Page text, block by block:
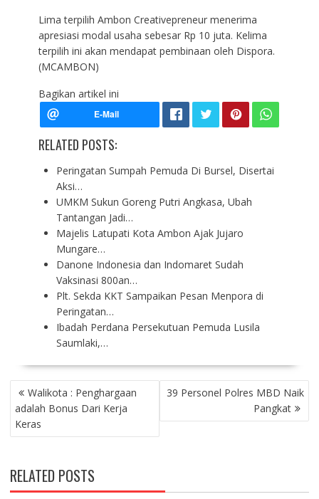
Lima terpilih Ambon Creativepreneur menerima
apresiasi modal usaha sebesar Rp 10 juta. Kelima
terpilih ini akan mendapat pembinaan oleh Dispora.
(MCAMBON)
Bagikan artikel ini
RELATED POSTS:
Peringatan Sumpah Pemuda Di Bursel, Disertai
Aksi…
UMKM Sukun Goreng Putri Angkasa, Ubah
Tantangan Jadi…
Majelis Latupati Kota Ambon Ajak Jujaro
Mungare…
Danone Indonesia dan Indomaret Sudah
Vaksinasi 800an…
Plt. Sekda KKT Sampaikan Pesan Menpora di
Peringatan…
Ibadah Perdana Persekutuan Pemuda Lusila
Saumlaki,…
P
O
S
T
A
V
Walikota : Penghargaan
adalah Bonus Dari Kerja
Keras
39 Personel Polres MBD Naik
Pangkat
RELATED POSTS